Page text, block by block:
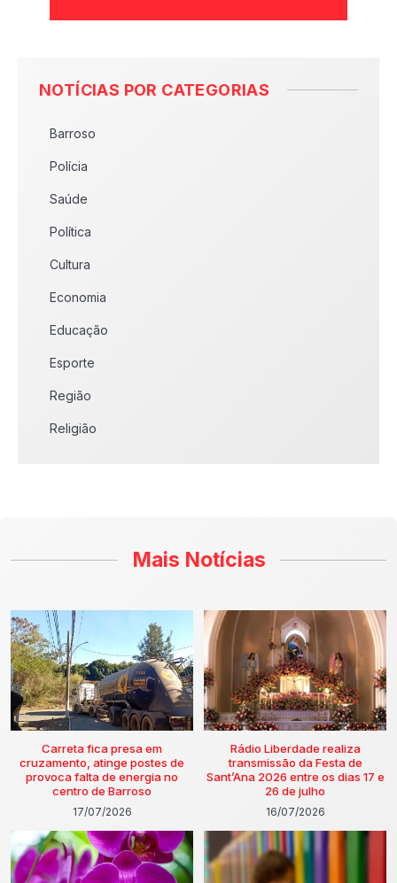
NOTÍCIAS POR CATEGORIAS
Barroso
Polícia
Saúde
Política
Cultura
Economia
Educação
Esporte
Região
Religião
Mais Notícias
Carreta fica presa em
cruzamento, atinge postes de
provoca falta de energia no
centro de Barroso
17/07/2026
Rádio Liberdade realiza
transmissão da Festa de
Sant’Ana 2026 entre os dias 17 e
26 de julho
16/07/2026